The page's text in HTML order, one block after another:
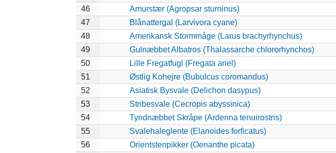
46
Amurstær (Agropsar sturninus)
47
Blånattergal (Larvivora cyane)
48
Amerikansk Stormmåge (Larus brachyrhynchus)
49
Gulnæbbet Albatros (Thalassarche chlororhynchos)
50
Lille Fregatfugl (Fregata ariel)
51
Østlig Kohejre (Bubulcus coromandus)
52
Asiatisk Bysvale (Delichon dasypus)
53
Stribesvale (Cecropis abyssinica)
54
Tyndnæbbet Skråpe (Ardenna tenuirostris)
55
Svalehaleglente (Elanoides forficatus)
56
Orientstenpikker (Oenanthe picata)